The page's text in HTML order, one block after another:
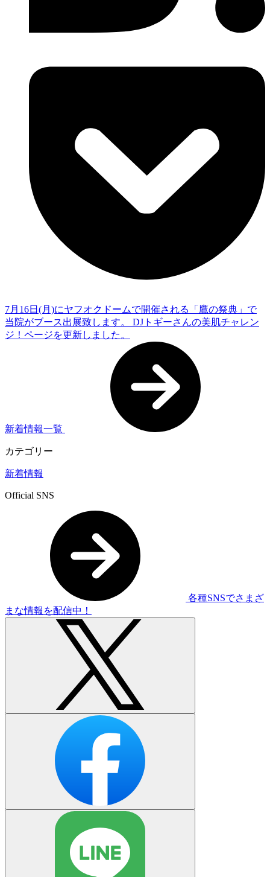
7月16日(月)にヤフオクドームで開催される「鷹の祭典」で
当院がブース出展致します。
DJトギーさんの美肌チャレン
ジ！ページを更新しました。
新着情報一覧
カテゴリー
新着情報
Official SNS
各種SNSでさまざ
まな情報を配信中！